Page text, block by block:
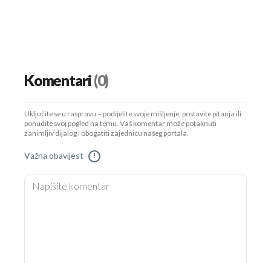
Komentari(0)
Uključite se u raspravu – podijelite svoje mišljenje, postavite pitanja ili
ponudite svoj pogled na temu. Vaš komentar može potaknuti
zanimljiv dijalog i obogatiti zajednicu našeg portala.
Važna obavijest !